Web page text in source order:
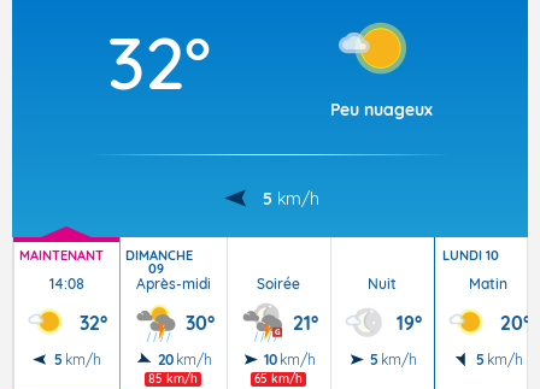
32°
Peu nuageux
5 km/h
MAINTENANT
14:08
32°
5 km/h
DIMANCHE
09
Après-midi
30°
20 km/h
85 km/h
Soirée
21°
10 km/h
65 km/h
Nuit
19°
5 km/h
LUNDI 10
Matin
20°
5 km/h